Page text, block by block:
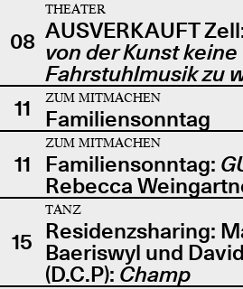
08
THEATER
AUSVERKAUFT
von der Kunst keine
Fahrstuhlmusik zu
11
ZUM MITMACHEN
Familiensonntag
11
ZUM MITMACHEN
Familiensonntag:
Rebecca
15
TANZ
Residenzsharing:
Baeriswyl und
(D.C.P): Champ